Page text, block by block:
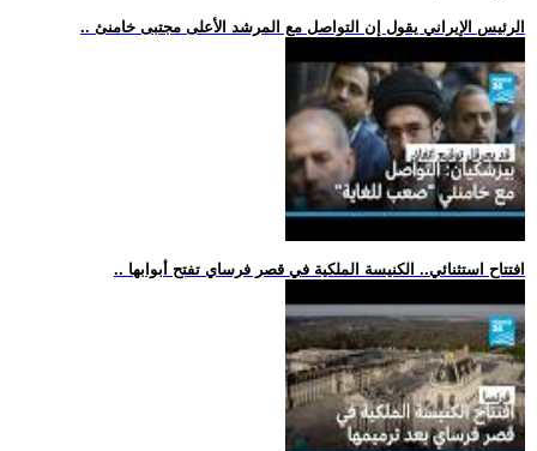
.. الرئيس الإيراني يقول إن التواصل مع المرشد الأعلى مجتبى خامنئ
.. افتتاح استثنائي.. الكنيسة الملكية في قصر فرساي تفتح أبوابها